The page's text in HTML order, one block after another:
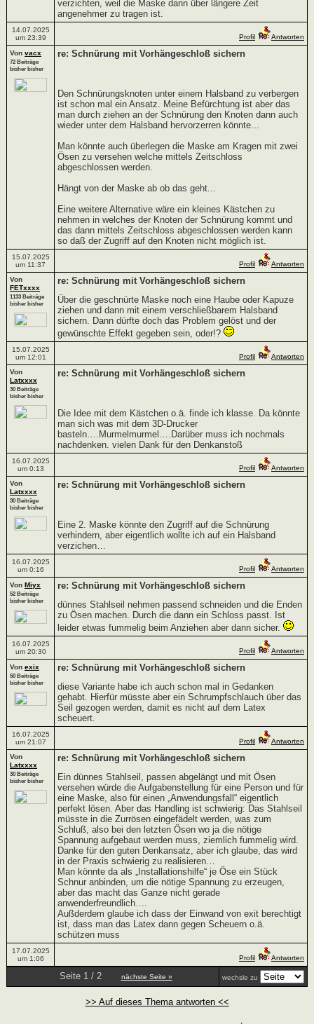
verzichten, weil die Maske dann über längere Zeit
angenehmer zu tragen ist.
14.07.2025
um 23:39
Profil Antworten
Von vacx
72 Beiträge
bisher bisher
re: Schnürung mit Vorhängeschloß sichern
Den Schnürungsknoten unter einem Halsband zu verbergen
ist schon mal ein Ansatz. Meine Befürchtung ist aber das
man durch ziehen an der Schnürung den Knoten dann auch
wieder unter dem Halsband hervorzerren könnte...
Man könnte auch überlegen die Maske am Kragen mit zwei
Ösen zu versehen welche mittels Zeitschloss
abgeschlossen werden.
Hängt von der Maske ab ob das geht...
Eine weitere Alternative wäre ein kleines Kästchen zu
nehmen in welches der Knoten der Schnürung kommt und
das dann mittels Zeitschloss abgeschlossen werden kann
so daß der Zugriff auf den Knoten nicht möglich ist.
15.07.2025
um 11:37
Profil
Antworten
Von
FETxxxx
1133 Beiträge
bisher bisher
re: Schnürung mit Vorhängeschloß sichern
Über die geschnürte Maske noch eine Haube oder Kapuze
ziehen und dann mit einem verschließbarem Halsband
sichern. Dann dürfte doch das Problem gelöst und der
gewünschte Effekt gegeben sein, oder!?
15.07.2025
um 12:01
Profil
Antworten
Von
Latxxxx
30 Beiträge
bisher bisher
re: Schnürung mit Vorhängeschloß sichern
Die Idee mit dem Kästchen o.ä. finde ich klasse. Da könnte
man sich was mit dem 3D-Drucker
basteln….Murmelmurmel….Darüber muss ich nochmals
nachdenken. vielen Dank für den Denkanstoß
16.07.2025
um 0:13
Profil
Antworten
Von
Latxxxx
30 Beiträge
bisher bisher
re: Schnürung mit Vorhängeschloß sichern
Eine 2. Maske könnte den Zugriff auf die Schnürung
verhindern, aber eigentlich wollte ich auf ein Halsband
verzichen…
16.07.2025
um 0:16
Profil Antworten
Von Miyx
52 Beiträge
bisher bisher
re: Schnürung mit Vorhängeschloß sichern
dünnes Stahlseil nehmen passend schneiden und die Enden
zu Ösen machen. Durch die dann ein Schloss passt. Ist
leider etwas fummelig beim Anziehen aber dann sicher.
16.07.2025
um 20:30
Profil Antworten
Von exix
50 Beiträge
bisher bisher
re: Schnürung mit Vorhängeschloß sichern
diese Variante habe ich auch schon mal in Gedanken
gehabt. Hierfür müsste aber ein Schrumpfschlauch über das
Seil gezogen werden, damit es nicht auf dem Latex
scheuert.
16.07.2025
um 21:07
Profil
Antworten
Von
Latxxxx
30 Beiträge
bisher bisher
re: Schnürung mit Vorhängeschloß sichern
Ein dünnes Stahlseil, passen abgelängt und mit Ösen
versehen würde die Aufgabenstellung für eine Person und für
eine Maske, also für einen „Anwendungsfall“ eigentlich
perfekt lösen. Aber das Handling ist schwierig: Das Stahlseil
müsste in die Zurrösen eingefädelt werden, was zum
Schluß, also bei den letzten Ösen wo ja die nötige
Spannung aufgebaut werden muss, ziemlich fummelig wird.
Danke für den guten Denkansatz, aber ich glaube, das wird
in der Praxis schwierig zu realisieren…
Man könnte da als „Installationshilfe“ je Öse ein Stück
Schnur anbinden, um die nötige Spannung zu erzeugen,
aber das macht das Ganze nicht gerade
anwenderfreundlich….
Außderdem glaube ich dass der Einwand von exit berechtigt
ist, dass man das Latex dann gegen Scheuern o.ä.
schützen muss
17.07.2025
um 1:06
Profil Antworten
Seite 1 / 2 nächste Seite » wechsle zu
>> Auf dieses Thema antworten <<